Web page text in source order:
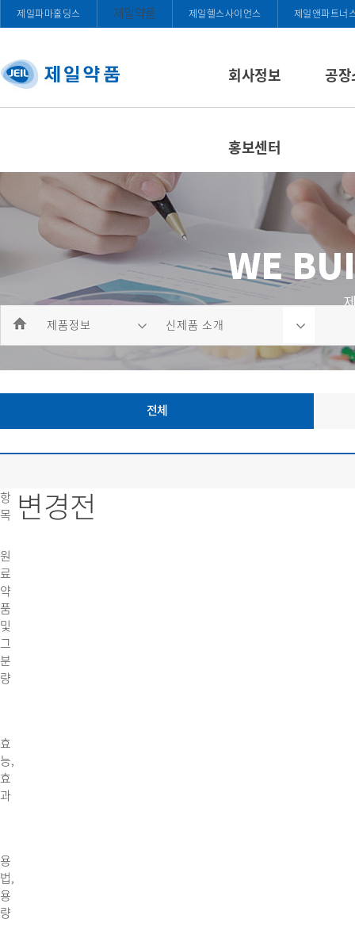
제일파마홀딩스 제일약품 제일헬스사이언스 제일앤파트너
회사정보 공
홍보센터
제품정보 신제품 소개
전체
항
목 변경전
원
료
약
품
및
그
분
량
효
능,
효
과
용
법,
용
량